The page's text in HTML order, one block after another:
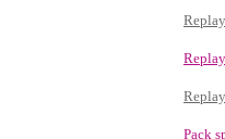
Pack